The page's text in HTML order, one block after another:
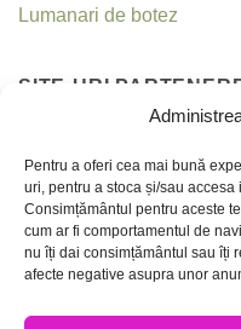
Pentru a oferi cea mai bună
uri, pentru a stoca și/sau
Consimțământul pentru aceste
cum ar fi comportamentul de
nu îți dai consimțământul sau îți
afecte negative asupra unor
Lumanari de botez
SITE-URI
Criseea
CONTACT